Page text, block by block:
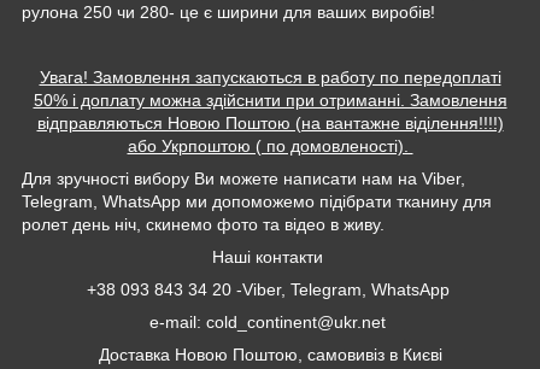
рулона 250 чи 280- це є ширини для ваших виробів!
Увага! Замовлення запускаються в работу по передоплаті
50% і доплату можна здійснити при отриманні. Замовлення
відправляються Новою Поштою (на вантажне віділення!!!!)
або Укрпоштою ( по домовленості).
Для зручності вибору Ви можете написати нам на Viber,
Telegram, WhatsApp ми допоможемо підібрати тканину для
ролет день ніч, скинемо фото та відео в живу.
Наші контакти
+38 093 843 34 20 -Viber, Telegram, WhatsApp
e-mail: cold_continent@ukr.net
Доставка Новою Поштою, самовивіз в Києві